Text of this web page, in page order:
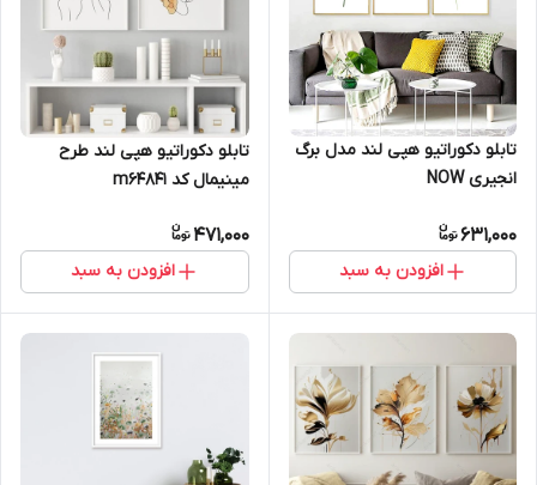
تابلو دکوراتیو هپی لند مدل برگ
انجیری NOW
631,000
افزودن به سبد
تابلو دکوراتیو هپی لند طرح
مینیمال کد m64841
471,000
افزودن به سبد